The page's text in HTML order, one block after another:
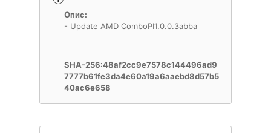
Опис:
- Update AMD ComboPI1.0.0.3abba
SHA-256:48af2cc9e7578c144496ad9
7777b61fe3da4e60a19a6aaebd8d57b5
40ac6e658